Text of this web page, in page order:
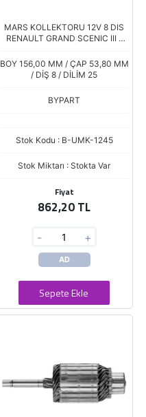
MARS KOLLEKTORU 12V 8 DIS
RENAULT GRAND SCENIC III -
NOTE 1.2
BOY 156,00 MM / ÇAP 53,80 MM
/ DİŞ 8 / DİLİM 25
BYPART
Stok Kodu : B-UMK-1245
Stok Miktarı : Stokta Var
Fiyat
862,20 TL
- +
AD
Sepete Ekle